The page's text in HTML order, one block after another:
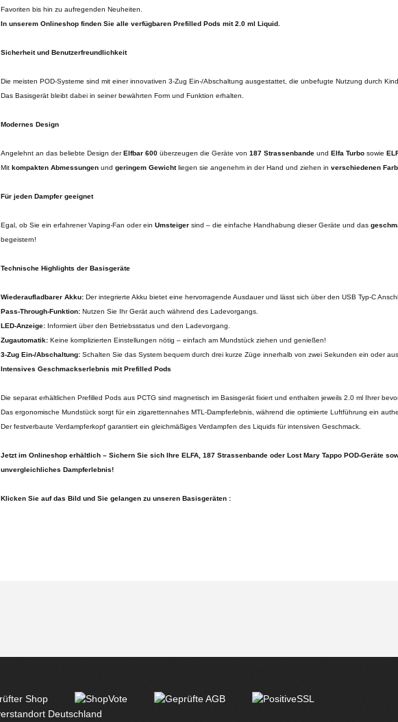
Favoriten bis hin zu aufregenden Neuheiten.
In unserem Onlineshop finden Sie alle verfügbaren Prefilled Pods mit 2.0 ml Liquid.
Sicherheit und Benutzerfreundlichkeit
Die meisten POD-Systeme sind mit einer innovativen 3-Zug Ein-/Abschaltung ausgestattet, die unbefugte Nutzung durch
Das Basisgerät bleibt dabei in seiner bewährten Form und Funktion erhalten.
Modernes Design
Angelehnt an das beliebte Design derElfbar 600 überzeugen die Geräte von 187 Strassenbande und Elfa Turbo sowie
Mit kompakten Abmessungen und geringem Gewichtliegen sie angenehm in der Hand und ziehen in verschiedenen
Für jeden Dampfer geeignet
Egal, ob Sie ein erfahrener Vaping-Fan oder ein Umsteiger sind – die einfache Handhabung dieser Geräte und das
begeistern!
Technische Highlights der Basisgeräte
Wiederaufladbarer Akku: Der integrierte Akku bietet eine hervorragende Ausdauer und lässt sich über den USB Typ-C
Pass-Through-Funktion: Nutzen Sie Ihr Gerät auch während des Ladevorgangs.
LED-Anzeige: Informiert über den Betriebsstatus und den Ladevorgang.
Zugautomatik: Keine komplizierten Einstellungen nötig – einfach am Mundstück ziehen und genießen!
3-Zug Ein-/Abschaltung: Schalten Sie das System bequem durch drei kurze Züge innerhalb von zwei Sekunden ein oder aus.
Intensives Geschmackserlebnis mit Prefilled Pods
Die separat erhältlichen Prefilled Pods aus PCTG sind magnetisch im Basisgerät fixiert und enthalten jeweils 2.0 ml Ihrer
Das ergonomische Mundstück sorgt für ein zigarettennahes MTL-Dampferlebnis, während die optimierte Luftführung ein
Der festverbaute Verdampferkopf garantiert ein gleichmäßiges Verdampfen des Liquids für intensiven Geschmack.
Jetzt im Onlineshop erhältlich – Sichern Sie sich Ihre ELFA, 187 Strassenbande oder Lost Mary Tappo POD-Geräte
unvergleichliches Dampferlebnis!
Klicken Sie auf das Bild und Sie gelangen zu unseren Basisgeräten :